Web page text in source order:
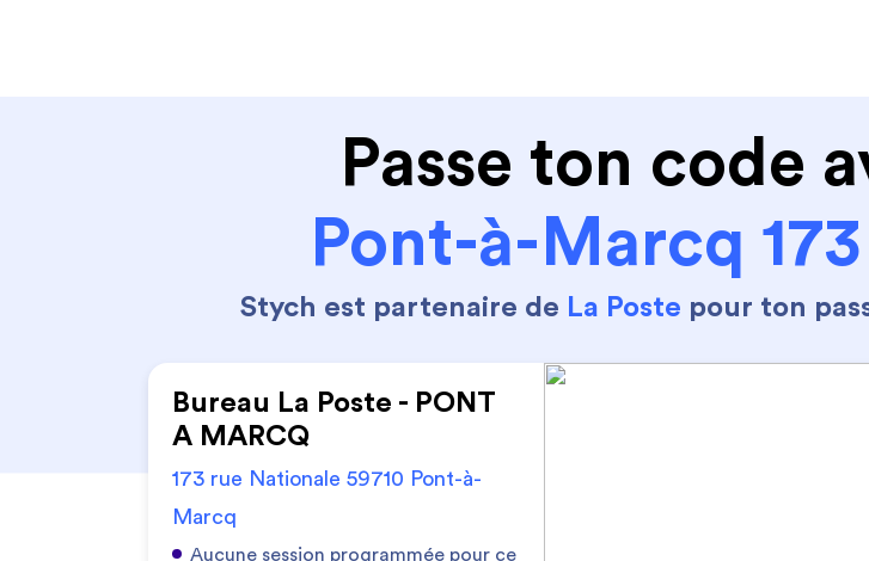
Passe ton code
Pont-à-Marcq
Stych est partenaire de La Poste pour ton
Bureau La Poste - PONT
A MARCQ
173 rue Nationale 59710 Pont-à-
Marcq
Aucune session programmée pour ce